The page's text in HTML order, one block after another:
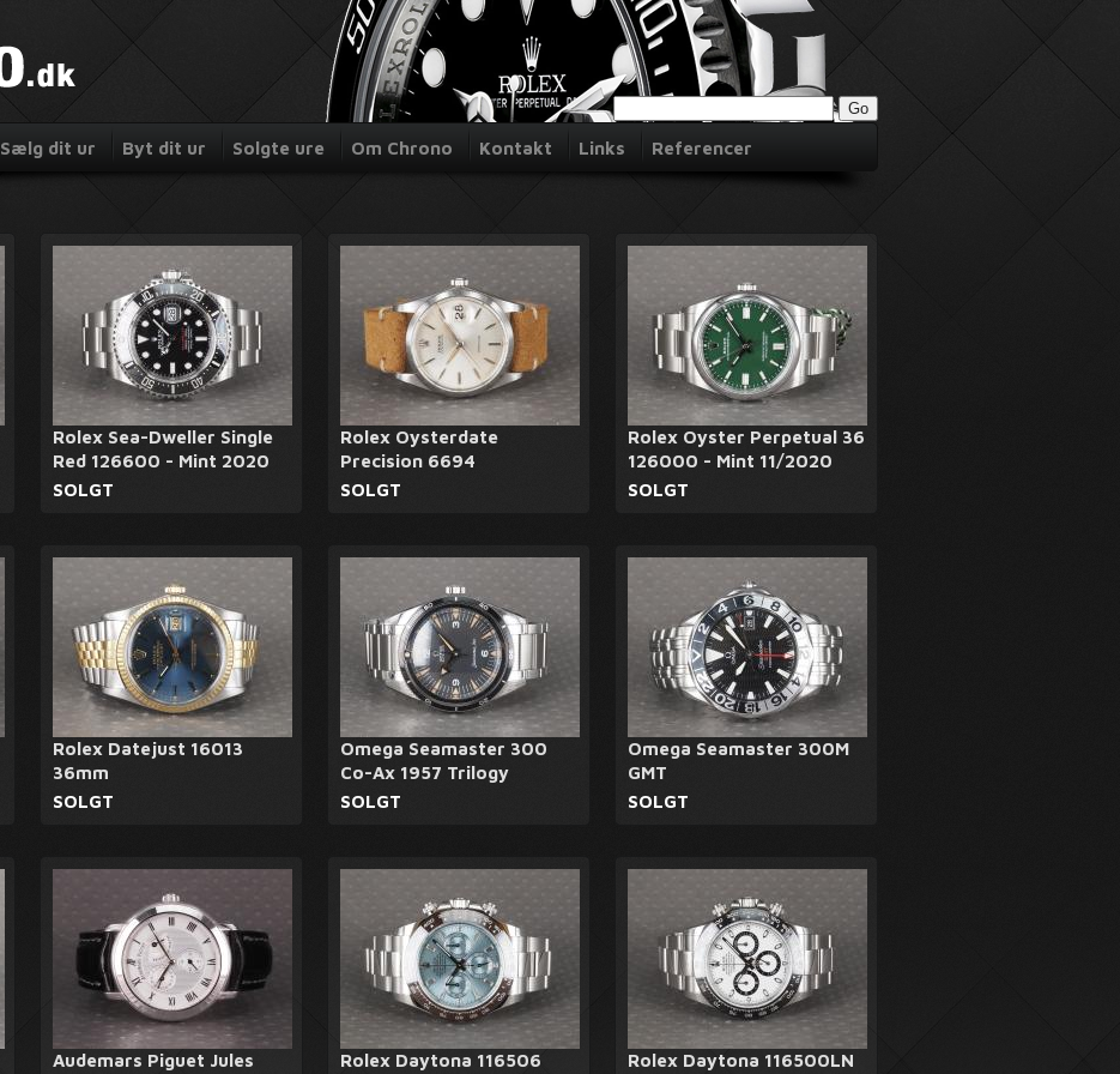
Sælg dit ur Byt dit ur Solgte ure Om Chrono Kontakt Links Referencer
Rolex Sea-Dweller Single
Red 126600 - Mint 2020
SOLGT
Rolex Oysterdate
Precision 6694
SOLGT
Rolex Oyster Perpetual 36
126000 - Mint 11/2020
SOLGT
Rolex Datejust 16013
36mm
SOLGT
Omega Seamaster 300
Co-Ax 1957 Trilogy
SOLGT
Omega Seamaster 300M
GMT
SOLGT
Audemars Piguet Jules Rolex Daytona 116506 Rolex Daytona 116500LN